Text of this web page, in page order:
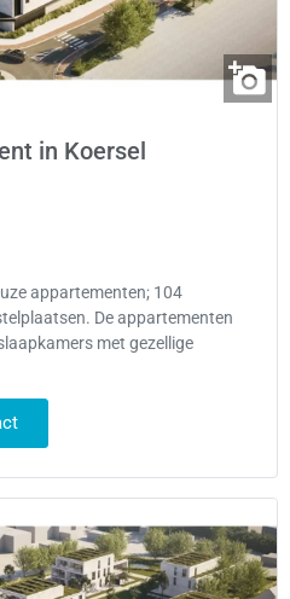
in Koersel
appartementen; 104
De appartementen
met gezellige